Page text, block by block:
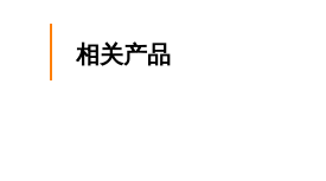
相关产品